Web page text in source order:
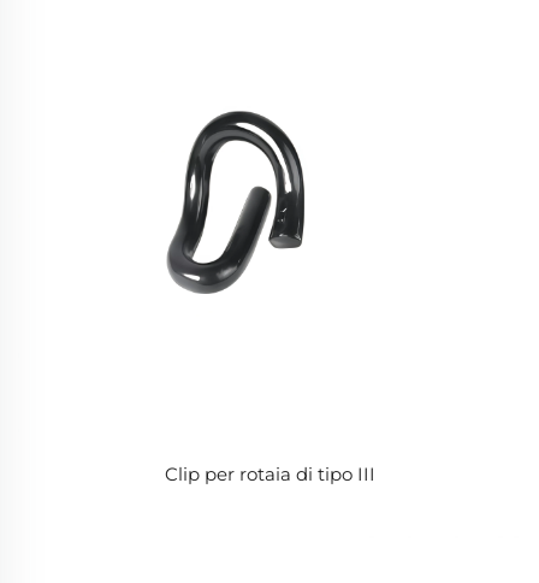
Clip per rotaia di tipo III